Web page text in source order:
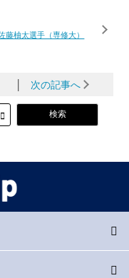
柚太選手（専修大）
│ 次の記事へ